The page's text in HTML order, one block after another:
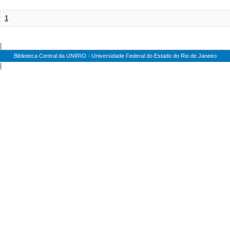
1
Biblioteca Central da UNIRIO - Universidade Federal do Estado do Rio de Janeiro